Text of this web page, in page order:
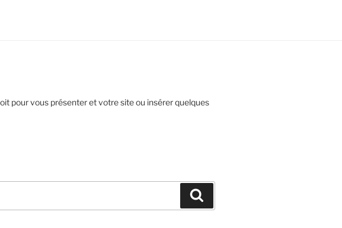
pour vous présenter et votre site ou insérer quelques